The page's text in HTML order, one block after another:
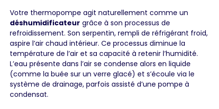
Votre thermopompe agit naturellement comme un
déshumidificateur grâce à son processus de
refroidissement. Son serpentin, rempli de réfrigérant froid,
aspire l’air chaud intérieur. Ce processus diminue la
température de l’air et sa capacité à retenir l’humidité.
L’eau présente dans l’air se condense alors en liquide
(comme la buée sur un verre glacé) et s’écoule via le
système de drainage, parfois assisté d’une pompe à
condensat.